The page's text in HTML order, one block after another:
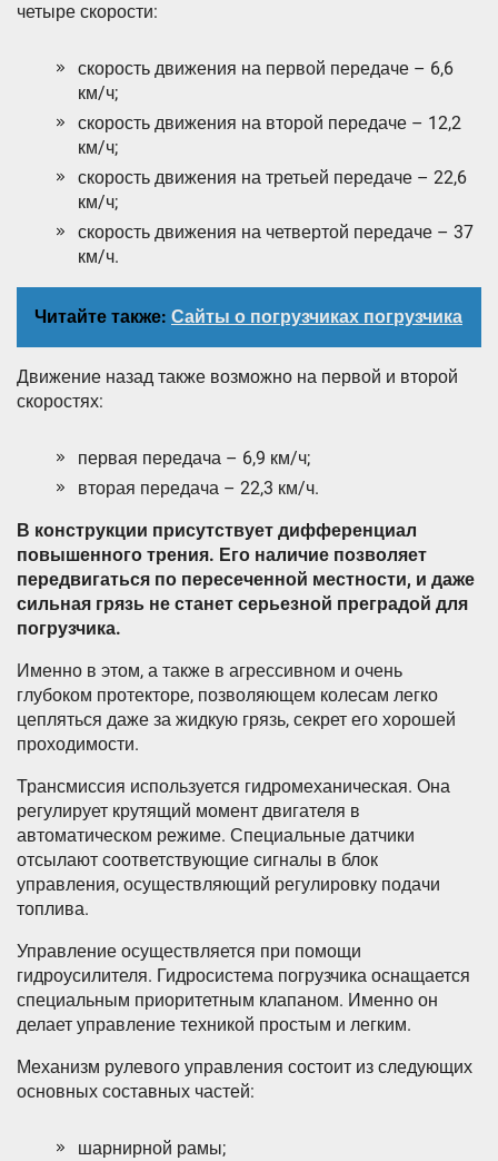
четыре скорости:
скорость движения на первой передаче – 6,6
км/ч;
скорость движения на второй передаче – 12,2
км/ч;
скорость движения на третьей передаче – 22,6
км/ч;
скорость движения на четвертой передаче – 37
км/ч.
Читайте также: Сайты о погрузчиках погрузчика
Движение назад также возможно на первой и второй
скоростях:
первая передача – 6,9 км/ч;
вторая передача – 22,3 км/ч.
В конструкции присутствует дифференциал
повышенного трения. Его наличие позволяет
передвигаться по пересеченной местности, и даже
сильная грязь не станет серьезной преградой для
погрузчика.
Именно в этом, а также в агрессивном и очень
глубоком протекторе, позволяющем колесам легко
цепляться даже за жидкую грязь, секрет его хорошей
проходимости.
Трансмиссия используется гидромеханическая. Она
регулирует крутящий момент двигателя в
автоматическом режиме. Специальные датчики
отсылают соответствующие сигналы в блок
управления, осуществляющий регулировку подачи
топлива.
Управление осуществляется при помощи
гидроусилителя. Гидросистема погрузчика оснащается
специальным приоритетным клапаном. Именно он
делает управление техникой простым и легким.
Механизм рулевого управления состоит из следующих
основных составных частей:
шарнирной рамы;